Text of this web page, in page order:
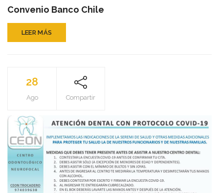
Convenio Banco Chile
LEER MÁS
28
Ago Compartir